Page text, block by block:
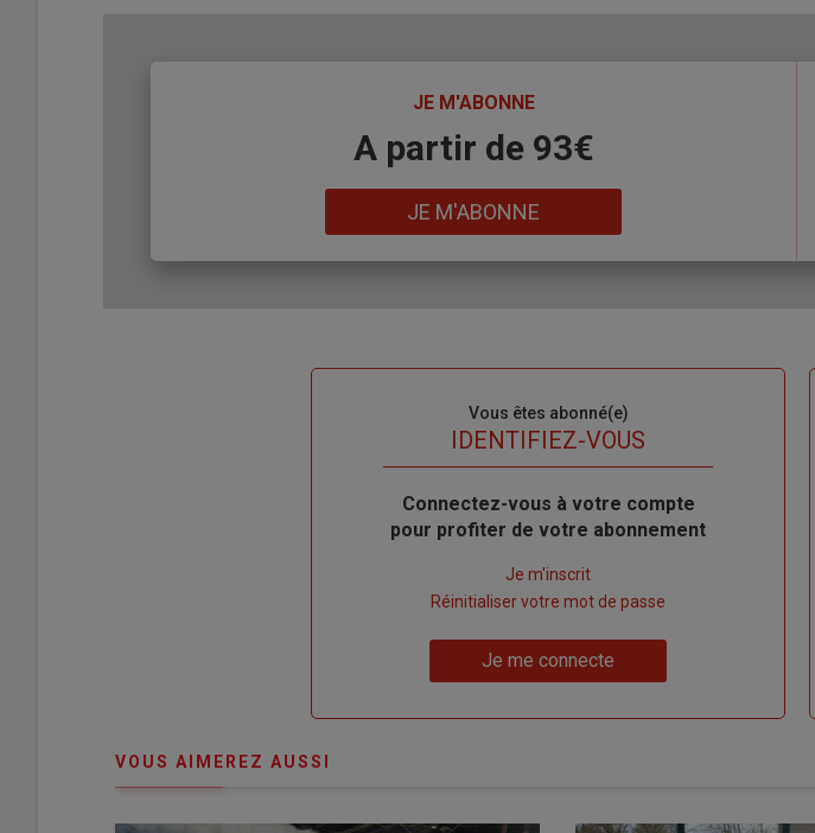
JE M'ABONNE
A partir de 93€
JE M'ABONNE
Vous êtes abonné(e)
IDENTIFIEZ-VOUS
Body
Connectez-vous à votre compte
pour profiter de votre abonnement
compte"
Je m'inscrit
Réinitialiser votre mot de passe
Je me connecte
VOUS AIMEREZ AUSSI